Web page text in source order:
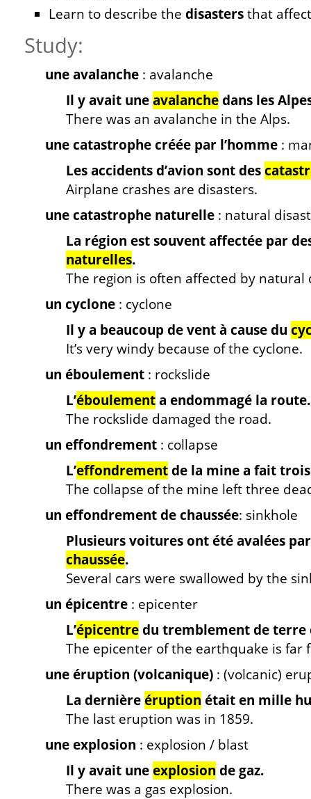
Learn to describe the disastersthat
Study:
une avalanche : avalanche
Il y avait uneavalanchedans les
There was an avalanche in the Alps.
une catastrophe créée par l’homme :
Les accidents d’avion sont des
Airplane crashes are disasters.
une catastrophe naturelle : natural
La région est souvent affectée par
naturelles.
The region is often affected by natural
un cyclone : cyclone
Il y a beaucoup de vent à cause du
It’s very windy because of the cyclone.
un éboulement : rockslide
L’éboulementa endommagé la route.
The rockslide damaged the road.
un effondrement : collapse
L’effondrementde la mine a fait
The collapse of the mine left three
un effondrement de chaussée: sinkhole
Plusieurs voitures ont été avalées par
chaussée.
Several cars were swallowed by the
un épicentre : epicenter
L’épicentredu tremblement de terre
The epicenter of the earthquake is far
une éruption (volcanique) : (volcanic)
La dernièreéruption était en mille
The last eruption was in 1859.
une explosion : explosion / blast
Il y avait uneexplosion de gaz.
There was a gas explosion.